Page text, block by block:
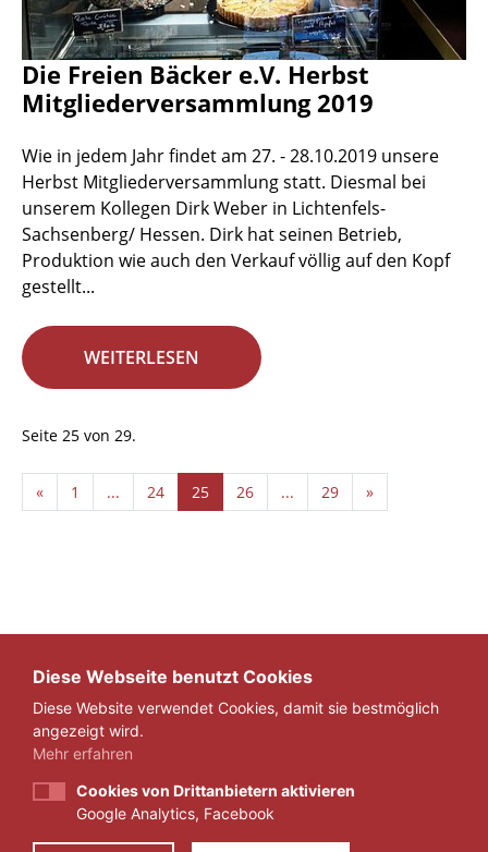
Die Freien Bäcker e.V. Herbst
Mitgliederversammlung 2019
Wie in jedem Jahr findet am 27. - 28.10.2019 unsere
Herbst Mitgliederversammlung statt. Diesmal bei
unserem Kollegen Dirk Weber in Lichtenfels-
Sachsenberg/ Hessen. Dirk hat seinen Betrieb,
Produktion wie auch den Verkauf völlig auf den Kopf
gestellt...
WEITERLESEN
Seite 25 von 29.
« 1 ... 24 25 26 ... 29 »
IMPRESSUM DATENSCHUTZ
Diese Webseite benutzt Cookies
Diese Website verwendet Cookies, damit sie bestmöglich
angezeigt wird.
Mehr erfahren
Cookies von Drittanbietern aktivieren
Google Analytics, Facebook